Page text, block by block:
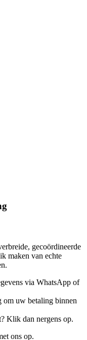
gecoördineerde
maken van echte
via WhatsApp of
om uw betaling binnen
Klik dan nergens op.
ons op.